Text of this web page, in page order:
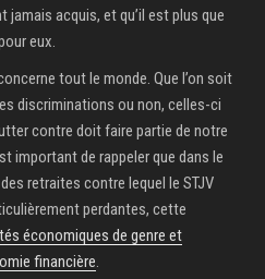
jamais acquis, et qu’il est plus que
eux.
tout le monde. Que l’on soit
discriminations ou non, celles-ci
contre doit faire partie de notre
important de rappeler que dans le
retraites contre lequel le STJV
perdantes, cette
économiques de genre et
financière.